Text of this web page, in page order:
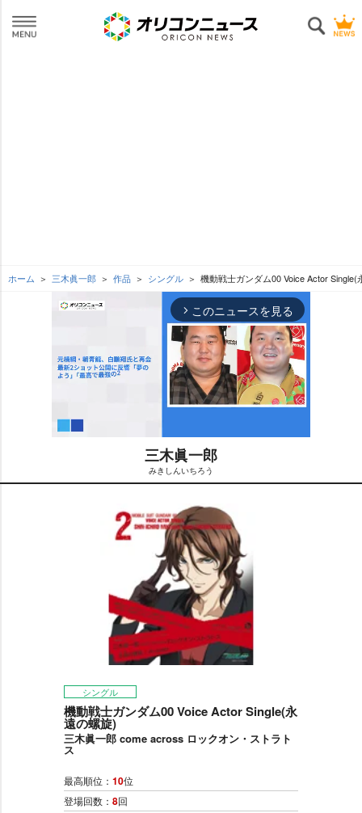
ホーム 三木眞一郎 作品 シングル 機動戦士ガンダム00 Voice Actor Single(
arrow_forward_ios このニュースを見る
M
三木眞一郎
みきしんいちろう
シングル
機動戦士ガンダム00 Voice Actor Single(永
遠の螺旋)
三木眞一郎 come across ロックオン・ストラト
ス
最高順位： 10位
登場回数： 8回